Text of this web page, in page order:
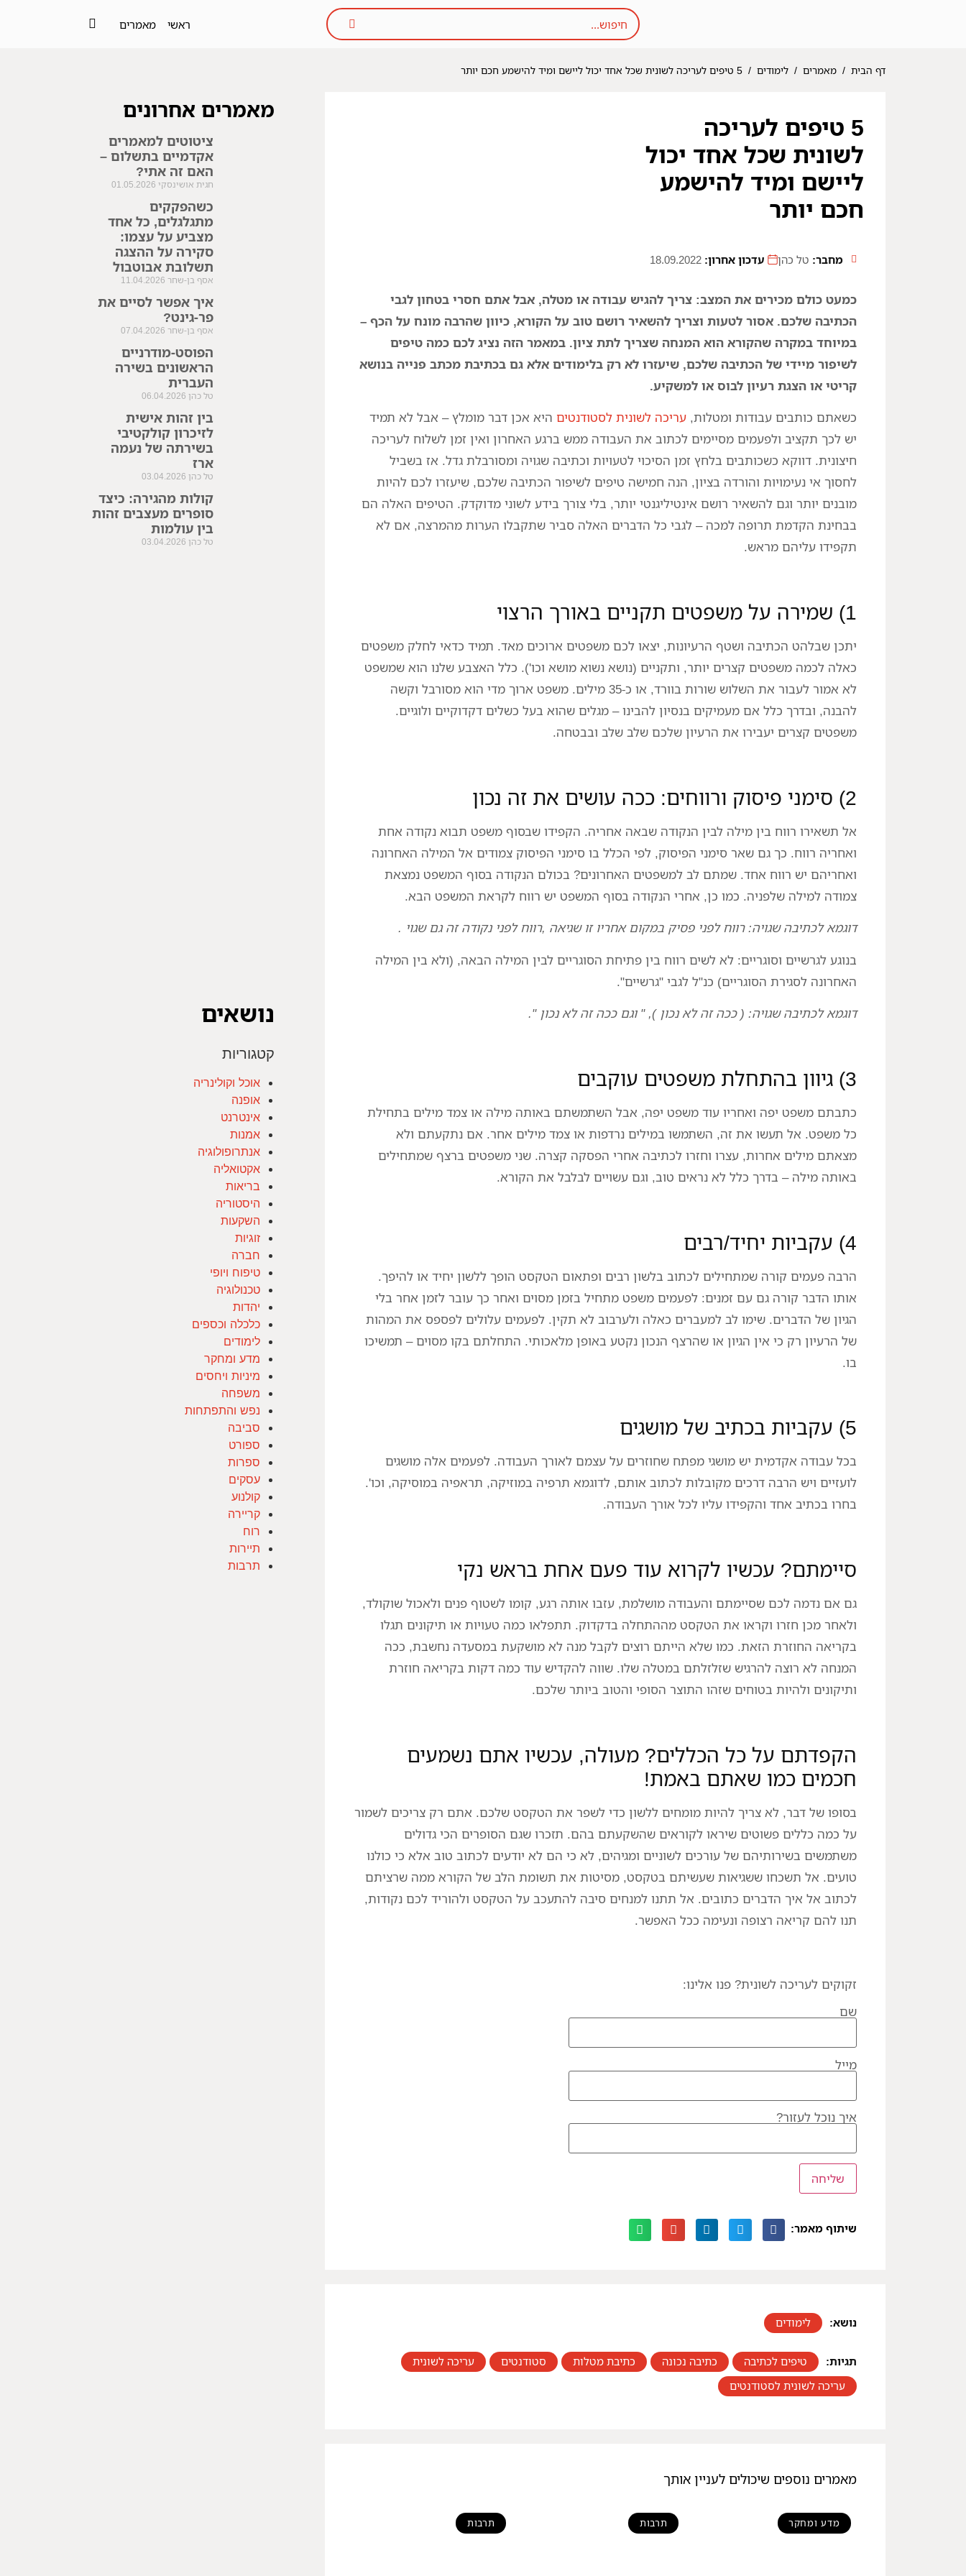
ראשי מאמרים
דף הבית / מאמרים / לימודים / 5 טיפים לעריכה לשונית שכל אחד יכול ליישם ומיד להישמע חכם יותר
5 טיפים לעריכה
לשונית שכל אחד יכול
ליישם ומיד להישמע
חכם יותר
מחבר: טל כהן עדכון אחרון: 18.09.2022
כמעט כולם מכירים את המצב: צריך להגיש עבודה או מטלה, אבל אתם חסרי בטחון לגבי
הכתיבה שלכם. אסור לטעות וצריך להשאיר רושם טוב על הקורא, כיוון שהרבה מונח על הכף –
במיוחד במקרה שהקורא הוא המנחה שצריך לתת ציון. במאמר הזה נציג לכם כמה טיפים
לשיפור מיידי של הכתיבה שלכם, שיעזרו לא רק בלימודים אלא גם בכתיבת מכתב פנייה בנושא
קריטי או הצגת רעיון לבוס או למשקיע.
כשאתם כותבים עבודות ומטלות, עריכה לשונית לסטודנטים היא אכן דבר מומלץ – אבל לא תמיד
יש לכך תקציב ולפעמים מסיימים לכתוב את העבודה ממש ברגע האחרון ואין זמן לשלוח לעריכה
חיצונית. דווקא כשכותבים בלחץ זמן הסיכוי לטעויות וכתיבה שגויה ומסורבלת גדל. אז בשביל
לחסוך אי נעימויות והורדה בציון, הנה חמישה טיפים לשיפור הכתיבה שלכם, שיעזרו לכם להיות
מובנים יותר וגם להשאיר רושם אינטיליגנטי יותר, בלי צורך בידע לשוני מדוקדק. הטיפים האלה הם
בבחינת הקדמת תרופה למכה – לגבי כל הדברים האלה סביר שתקבלו הערות מהמרצה, אם לא
תקפידו עליהם מראש.
1) שמירה על משפטים תקניים באורך הרצוי
יתכן שבלהט הכתיבה ושטף הרעיונות, יצאו לכם משפטים ארוכים מאד. תמיד כדאי לחלק משפטים
כאלה לכמה משפטים קצרים יותר, ותקניים (נושא נשוא מושא וכו'). כלל האצבע שלנו הוא שמשפט
לא אמור לעבור את השלוש שורות בוורד, או כ-35 מילים. משפט ארוך מדי הוא מסורבל וקשה
להבנה, ובדרך כלל אם מעמיקים בנסיון להבינו – מגלים שהוא בעל כשלים דקדוקיים ולוגיים.
משפטים קצרים יעבירו את הרעיון שלכם שלב שלב ובבטחה.
2) סימני פיסוק ורווחים: ככה עושים את זה נכון
אל תשאירו רווח בין מילה לבין הנקודה שבאה אחריה. הקפידו שבסוף משפט תבוא נקודה אחת
ואחריה רווח. כך גם שאר סימני הפיסוק, לפי הכלל בו סימני הפיסוק צמודים אל המילה האחרונה
ואחריהם יש רווח אחד. שמתם לב למשפטים האחרונים? בכולם הנקודה בסוף המשפט נמצאת
צמודה למילה שלפניה. כמו כן, אחרי הנקודה בסוף המשפט יש רווח לקראת המשפט הבא.
דוגמא לכתיבה שגויה: רווח לפני פסיק במקום אחריו זו שגיאה ,רווח לפני נקודה זה גם שגוי .
בנוגע לגרשיים וסוגריים: לא לשים רווח בין פתיחת הסוגריים לבין המילה הבאה, (ולא בין המילה
האחרונה לסגירת הסוגריים) כנ"ל לגבי "גרשיים".
דוגמא לכתיבה שגויה: ( ככה זה לא נכון ), " וגם ככה זה לא נכון ".
3) גיוון בהתחלת משפטים עוקבים
כתבתם משפט יפה ואחריו עוד משפט יפה, אבל השתמשתם באותה מילה או צמד מילים בתחילת
כל משפט. אל תעשו את זה, השתמשו במילים נרדפות או צמד מילים אחר. אם נתקעתם ולא
מצאתם מילים אחרות, עצרו וחזרו לכתיבה אחרי הפסקה קצרה. שני משפטים ברצף שמתחילים
באותה מילה – בדרך כלל לא נראים טוב, וגם עשויים לבלבל את הקורא.
4) עקביות יחיד/רבים
הרבה פעמים קורה שמתחילים לכתוב בלשון רבים ופתאום הטקסט הופך ללשון יחיד או להיפך.
אותו הדבר קורה גם עם זמנים: לפעמים משפט מתחיל בזמן מסוים ואחר כך עובר לזמן אחר בלי
הגיון של הדברים. שימו לב למעברים כאלה ולערבוב לא תקין. לפעמים עלולים לפספס את המהות
של הרעיון רק כי אין הגיון או שהרצף הנכון נקטע באופן מלאכותי. התחלתם בקו מסוים – תמשיכו
בו.
5) עקביות בכתיב של מושגים
בכל עבודה אקדמית יש מושגי מפתח שחוזרים על עצמם לאורך העבודה. לפעמים אלה מושגים
לועזיים ויש הרבה דרכים מקובלות לכתוב אותם, לדוגמא תרפיה במוזיקה, תראפיה במוסיקה, וכו'.
בחרו בכתיב אחד והקפידו עליו לכל אורך העבודה.
סיימתם? עכשיו לקרוא עוד פעם אחת בראש נקי
גם אם נדמה לכם שסיימתם והעבודה מושלמת, עזבו אותה רגע, קומו לשטוף פנים ולאכול שוקולד,
ולאחר מכן חזרו וקראו את הטקסט מההתחלה בדקדוק. תתפלאו כמה טעויות או תיקונים תגלו
בקריאה החוזרת הזאת. כמו שלא הייתם רוצים לקבל מנה לא מושקעת במסעדה נחשבת, ככה
המנחה לא רוצה להרגיש שזלזלתם במטלה שלו. שווה להקדיש עוד כמה דקות בקריאה חוזרת
ותיקונים ולהיות בטוחים שזהו התוצר הסופי והטוב ביותר שלכם.
הקפדתם על כל הכללים? מעולה, עכשיו אתם נשמעים
חכמים כמו שאתם באמת!
בסופו של דבר, לא צריך להיות מומחים ללשון כדי לשפר את הטקסט שלכם. אתם רק צריכים לשמור
על כמה כללים פשוטים שיראו לקוראים שהשקעתם בהם. תזכרו שגם הסופרים הכי גדולים
משתמשים בשירותיהם של עורכים לשוניים ומגיהים, לא כי הם לא יודעים לכתוב טוב אלא כי כולנו
טועים. אל תשכחו ששגיאות שעשיתם בטקסט, מסיטות את תשומת הלב של הקורא ממה שרציתם
לכתוב אל איך הדברים כתובים. אל תתנו למנחים סיבה להתעכב על הטקסט ולהוריד לכם נקודות,
תנו להם קריאה רצופה ונעימה ככל האפשר.
זקוקים לעריכה לשונית? פנו אלינו:
שם
מייל
איך נוכל לעזור?
שיתוף מאמר:
נושא: לימודים
תגיות: טיפים לכתיבה , כתיבה נכונה , כתיבת מטלות , סטודנטים , עריכה לשונית
,
עריכה לשונית לסטודנטים
מאמרים נוספים שיכולים לעניין אותך
מדע ומחקר תרבות תרבות
מאמרים אחרונים
ציטוטים למאמרים
אקדמיים בתשלום –
האם זה אתי?
חגית אושינסקי 01.05.2026
כשהפקקים
מתגלגלים, כל אחד
מצביע על עצמו:
סקירה על ההצגה
תשלובת אבוטבול
אסף בן-שחר 11.04.2026
איך אפשר לסיים את
פר-גינט?
אסף בן-שחר 07.04.2026
הפוסט-מודרניים
הראשונים בשירה
העברית
טל כהן 06.04.2026
בין זהות אישית
לזיכרון קולקטיבי
בשירתה של נעמה
ארז
טל כהן 03.04.2026
קולות מהגירה: כיצד
סופרים מעצבים זהות
בין עולמות
טל כהן 03.04.2026
נושאים
קטגוריות
אוכל וקולינריה
אופנה
אינטרנט
אמנות
אנתרופולוגיה
אקטואליה
בריאות
היסטוריה
השקעות
זוגיות
חברה
טיפוח ויופי
טכנולוגיה
יהדות
כלכלה וכספים
לימודים
מדע ומחקר
מיניות ויחסים
משפחה
נפש והתפתחות
סביבה
ספורט
ספרות
עסקים
קולנוע
קריירה
רוח
תיירות
תרבות